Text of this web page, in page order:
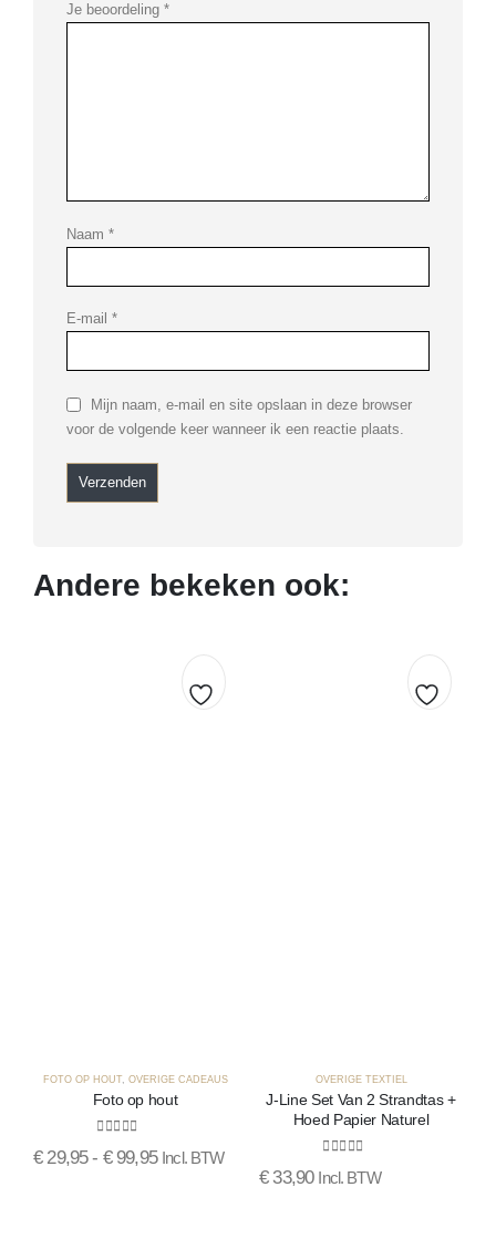
Je beoordeling *
Naam *
E-mail *
Mijn naam, e-mail en site opslaan in deze browser
voor de volgende keer wanneer ik een reactie plaats.
Andere bekeken ook:
FOTO OP HOUT, OVERIGE CADEAUS
Foto op hout
€29,95 - €99,95 Incl. BTW
OVERIGE TEXTIEL
J-Line Set Van 2 Strandtas +
Hoed Papier Naturel
€33,90 Incl. BTW